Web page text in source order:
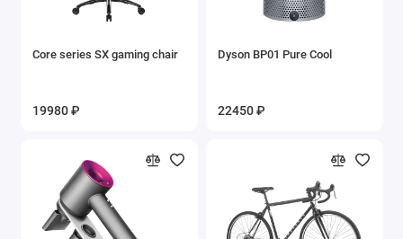
Core series SX gaming chair
19980 ₽
Dyson BP01 Pure Cool
22450 ₽